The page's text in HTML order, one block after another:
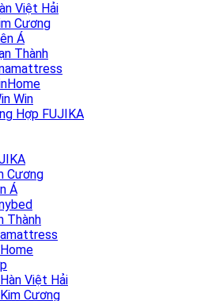
Việt Hải
Cương
Á
Thành
Win
Hợp FUJIKA
Cương
Á
Thành
Việt Hải
Cương